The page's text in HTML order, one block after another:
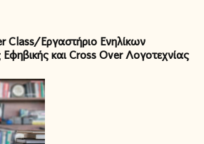
Class/Εργαστήριο Ενηλίκων
καιCrossOverΛογοτεχνίας